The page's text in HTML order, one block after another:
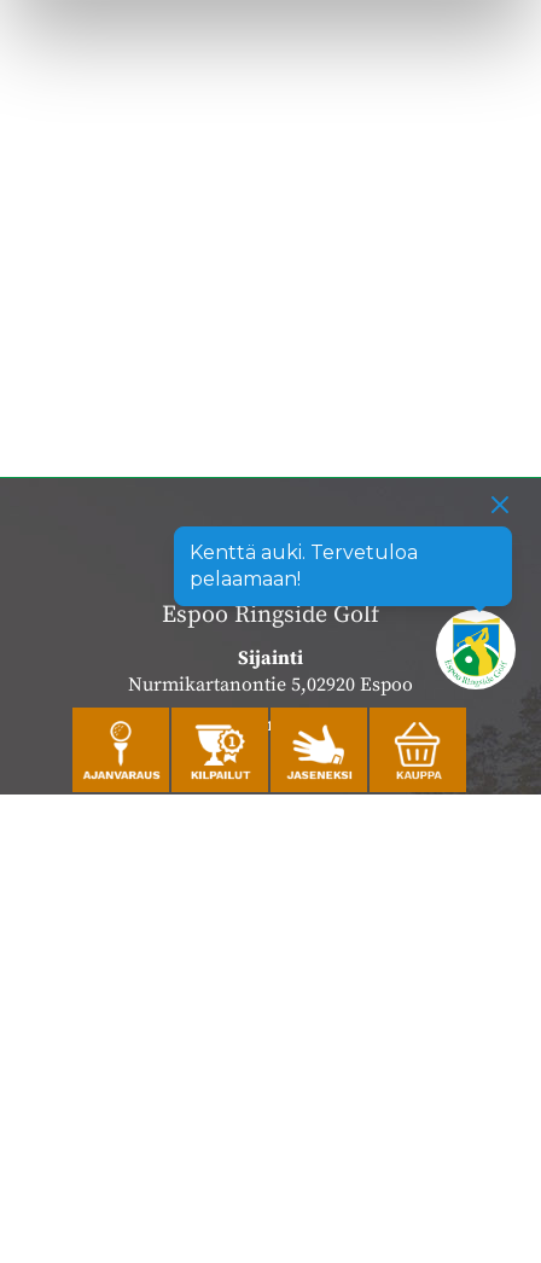
Kenttä auki. Tervetuloa
pelaamaan!
Espoo Ringside Golf
Sijainti
Nurmikartanontie 5,02920 Espoo
Katso sijainti kartalla